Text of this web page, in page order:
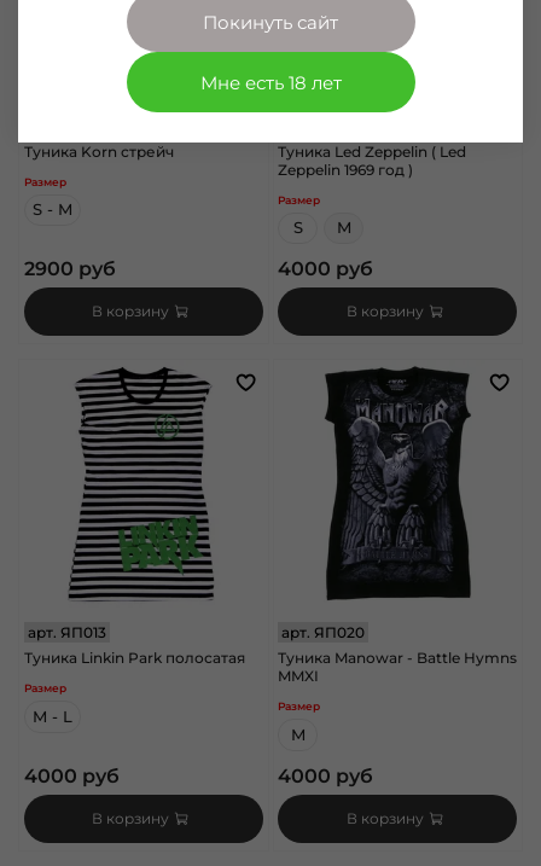
Туника Korn стрейч
Размер
S - M
2900 руб
В корзину
Туника Led Zeppelin ( Led
Zeppelin 1969 год )
Размер
S M
4000 руб
В корзину
арт. ЯП013
Туника Linkin Park полосатая
Размер
M - L
4000 руб
В корзину
арт.ЯП020
Туника Manowar - Battle Hymns
MMXI
Размер
M
4000 руб
В корзину
Покинуть сайт
Мне есть 18 лет